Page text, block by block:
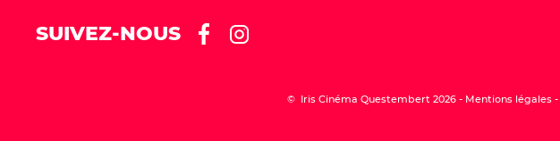
SUIVEZ-NOUS
© Iris Cinéma Questembert 2026 - Mentions légales